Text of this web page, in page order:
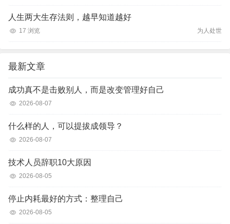
人生两大生存法则，越早知道越好
17 浏览 为人处世
最新文章
成功真不是击败别人，而是改变管理好自己
2026-08-07
什么样的人，可以提拔成领导？
2026-08-07
技术人员辞职10大原因
2026-08-05
停止内耗最好的方式：整理自己
2026-08-05